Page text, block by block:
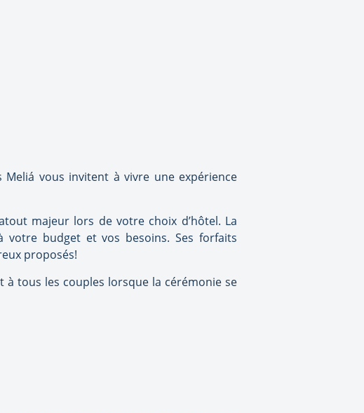
vous invitent à vivre une expérience
majeur lors de votre choix d’hôtel. La
votre budget et vos besoins. Ses forfaits
proposés!
à tous les couples lorsque la cérémonie se